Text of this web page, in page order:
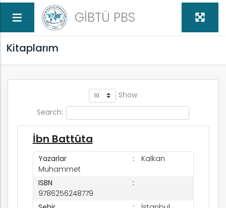
GİBTÜ PBS
Kitaplarım
Show
Search:
İbn Battûta
Yazarlar
Kalkan
Muhammet
ISBN
9786256248779